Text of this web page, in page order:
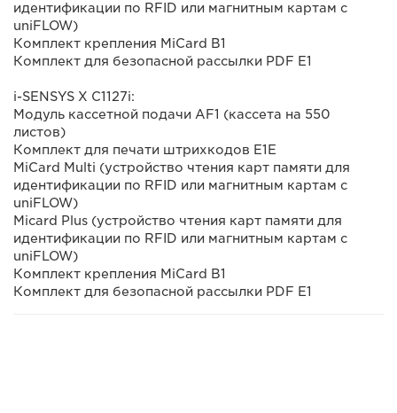
идентификации по RFID или магнитным картам с
uniFLOW)
Комплект крепления MiCard B1
Комплект для безопасной рассылки PDF E1
i-SENSYS X C1127i:
Модуль кассетной подачи AF1 (кассета на 550
листов)
Комплект для печати штрихкодов E1E
MiCard Multi (устройство чтения карт памяти для
идентификации по RFID или магнитным картам с
uniFLOW)
Micard Plus (устройство чтения карт памяти для
идентификации по RFID или магнитным картам с
uniFLOW)
Комплект крепления MiCard B1
Комплект для безопасной рассылки PDF E1